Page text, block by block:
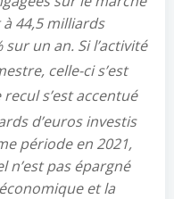
44,5 milliards
un an. Si l’activité
celle-ci s’est
s’est accentué
d’euros investis
période en 2021,
n’est pas épargné
et la